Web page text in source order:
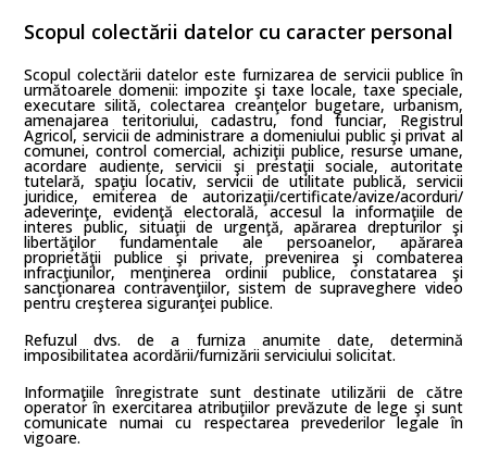
Scopul colectării datelor cu caracter personal
Scopul colectării datelor este furnizarea de servicii publice în
următoarele domenii: impozite şi taxe locale, taxe speciale,
executare silită, colectarea creanţelor bugetare, urbanism,
amenajarea teritoriului, cadastru, fond funciar, Registrul
Agricol, servicii de administrare a domeniului public şi privat al
comunei, control comercial, achiziţii publice, resurse umane,
acordare audiențe, servicii şi prestaţii sociale, autoritate
tutelară, spaţiu locativ, servicii de utilitate publică, servicii
juridice, emiterea de autorizaţii/certificate/avize/acorduri/
adeverinţe, evidenţă electorală, accesul la informaţiile de
interes public, situaţii de urgenţă, apărarea drepturilor şi
libertăţilor fundamentale ale persoanelor, apărarea
proprietăţii publice şi private, prevenirea şi combaterea
infracţiunilor, menţinerea ordinii publice, constatarea şi
sancţionarea contravenţiilor, sistem de supraveghere video
pentru creşterea siguranţei publice.
Refuzul dvs. de a furniza anumite date, determină
imposibilitatea acordării/furnizării serviciului solicitat.
Informaţiile înregistrate sunt destinate utilizării de către
operator în exercitarea atribuţiilor prevăzute de lege şi sunt
comunicate numai cu respectarea prevederilor legale în
vigoare.